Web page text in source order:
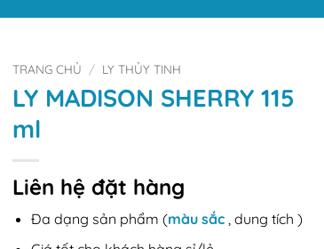
TRANG CHỦ / LY THỦY TINH
LY MADISON SHERRY 115
ml
Liên hệ đặt hàng
Đa dạng sản phẩm (màu sắc, dung tích )